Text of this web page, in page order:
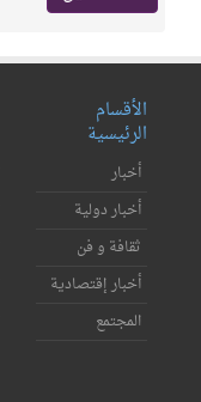
الأقسام
الرئيسية
أخبار
أخبار دولية
ثقافة و فن
أخبار إقتصادية
المجتمع